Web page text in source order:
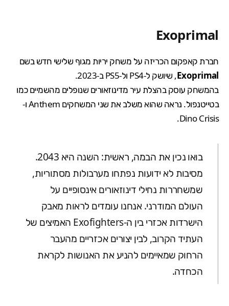
Exoprimal
חברת קאפקום הכריזה על משחק יריות מגוף שלישי חדש בשם
Exoprimal, שיושק ל-PS4 ול-PS5 ב-2023.
בהמשחק עוסק בהצלת עיר מדינוזאורים שנופלים מהשמיים כמו
בטייטנפול. נראה שהוא משלב את שני המשחקים Anthemו-
Dino Crisis.
בואו נכין את הבמה, ראשית: השנה היא 2043.
מסיבות לא ידועות נפתחו מערבולות מסתוריות,
שמשחררות נחילי דינוזאורים אינסופיים על
העולם המודרני. אנחנו עומדים לראות מאבק
הישרדות אכזרי בין ה-Exofighters האמיצים של
העתיד הקרוב, לבין יצורים אכזריים מהעבר
הרחוק שמאיימים להניע את האנושות לקראת
הכחדה.